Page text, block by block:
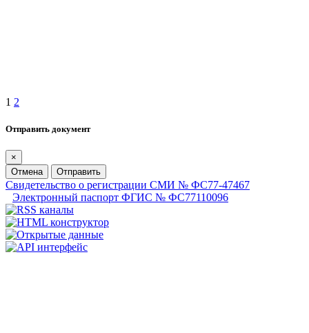
1 2
Отправить документ
×
Отмена
Отправить
Свидетельство о регистрации СМИ № ФС77-47467
Электронный паспорт ФГИС № ФС77110096